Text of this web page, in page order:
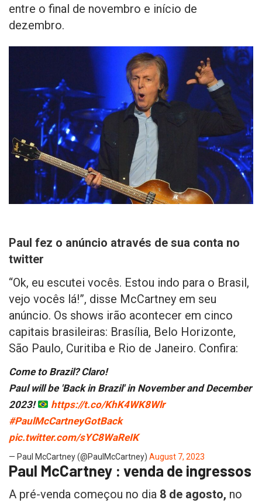
entre o final de novembro e início de
dezembro.
Paul fez o anúncio através de sua conta no
twitter
“Ok, eu escutei vocês. Estou indo para o Brasil,
vejo vocês lá!”, disse McCartney em seu
anúncio. Os shows irão acontecer em cinco
capitais brasileiras: Brasília, Belo Horizonte,
São Paulo, Curitiba e Rio de Janeiro. Confira:
Come to Brazil? Claro!
Paul will be 'Back in Brazil' in November and December
2023!
https://t.co/KhK4WK8Wlr
#PaulMcCartneyGotBack
pic.twitter.com/sYC8WaReIK
— Paul McCartney (@PaulMcCartney) August 7, 2023
Paul McCartney : venda de ingressos
A pré-venda começou no dia 8 de agosto, no